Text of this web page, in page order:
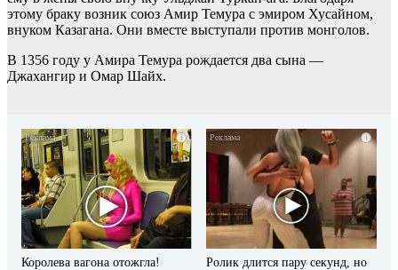
этому браку возник союз Амир Темура с эмиром Хусайном,
внуком Казагана. Они вместе выступали против монголов.
В 1356 году у Амира Темура рождается два сына —
Джахангир и Омар Шайх.
i
Королева вагона отожгла!
i
Ролик длится пару секунд, но